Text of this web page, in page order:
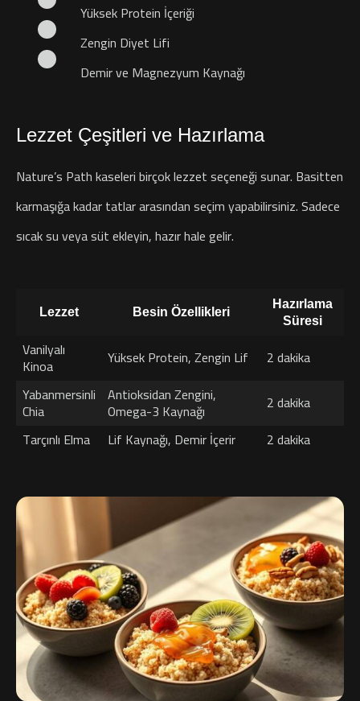
Yüksek Protein İçeriği
Zengin Diyet Lifi
Demir ve Magnezyum Kaynağı
Lezzet Çeşitleri ve Hazırlama
Nature’s Path kaseleri birçok lezzet seçeneği sunar. Basitten
karmaşığa kadar tatlar arasından seçim yapabilirsiniz. Sadece
sıcak su veya süt ekleyin, hazır hale gelir.
Lezzet Besin Özellikleri
Hazırlama
Süresi
Vanilyalı
Kinoa Yüksek Protein, Zengin Lif
2 dakika
Yabanmersinli
Chia
Antioksidan Zengini,
Omega-3 Kaynağı
2 dakika
Tarçınlı Elma
Lif Kaynağı, Demir İçerir 2 dakika